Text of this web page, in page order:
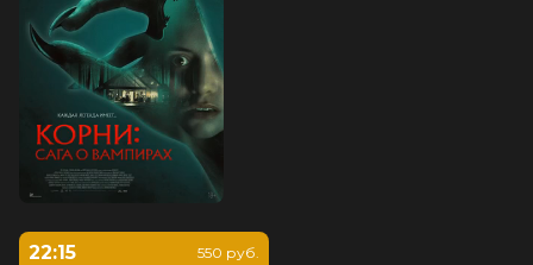
22:15
550 руб.